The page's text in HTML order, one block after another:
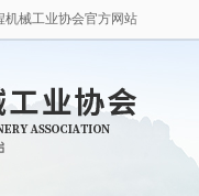
机械工业协会官方网站